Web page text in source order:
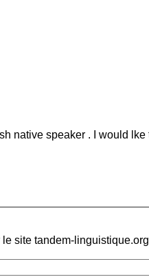
native speaker . I would
site tandem-